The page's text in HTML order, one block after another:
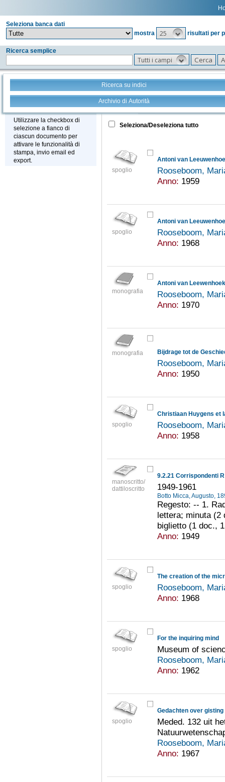
Seleziona banca dati
mostra
25 risultati per
Ricerca semplice
Tutti i campi
Ricerca su indici
Archivio di Autorità
Stampa - Email - Export
Utilizzare la checkbox di
selezione a fianco di
ciascun documento per
attivare le funzionalità di
stampa, invio email ed
export.
Tutto +
Seleziona/Deseleziona tutto
spoglio
Rooseboom,
Anno: 1959
spoglio
Rooseboom,
Anno: 1968
monografia
Antoni van
Rooseboom,
Anno: 1970
monografia
Rooseboom,
Anno: 1950
spoglio
Christiaan Huygens et
Rooseboom,
Anno: 1958
manoscritto/
dattiloscritto
9.2.21 Corrispondenti R
1949-1961
Botto Micca, Augusto,
Regesto: -- 1.
lettera; minuta (2
biglietto (1 doc.,
Anno: 1949
spoglio
The creation of the
Rooseboom,
Anno: 1968
spoglio
For the inquiring mind
Museum of
Rooseboom,
Anno: 1962
spoglio
Meded. 132 uit
Rooseboom,
Anno: 1967